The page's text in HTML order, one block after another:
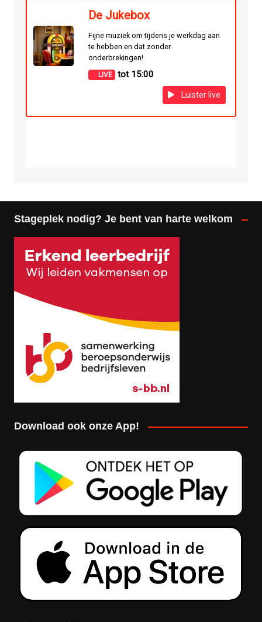
Stageplek nodig? Je bent van harte welkom
Download ook onze App!